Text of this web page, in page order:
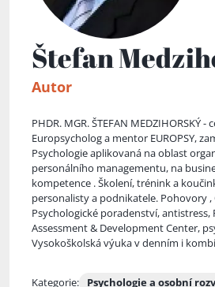
Štefan
Autor
PHDR. MGR. ŠTEFAN MEDZIHORSKÝ
Europsycholog a mentor EUROPSY,
Psychologie aplikovaná na oblast
personálního managementu, na
kompetence . Školení, trénink a
personalisty a podnikatele. Pohovory
Psychologické poradenství, antistress,
Assessment & Development Center,
Vysokoškolská výuka v denním i
Kategorie:
Psychologie a osobní